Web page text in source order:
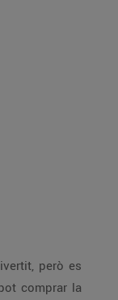
però es
comprar la